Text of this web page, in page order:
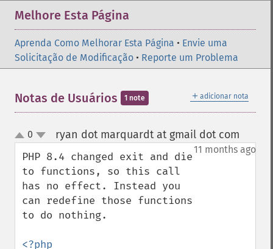
Melhore Esta Página
Aprenda Como Melhorar Esta Página • Envie uma
Solicitação de Modificação • Reporte um Problema
＋ adicionar nota
Notas de Usuários 1 note
up
down
0 ryan dot marquardt at gmail dot com
11 months ago
PHP 8.4 changed exit and die
to functions, so this call
has no effect. Instead you
can redefine those functions
to do nothing.